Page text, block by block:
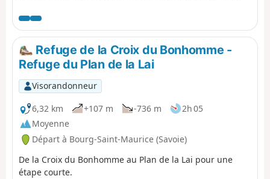
passant de la France à l' Italie et à la Suisse avant de
revenir en France.
Refuge de la Croix du Bonhomme -
Refuge du Plan de la Lai
Visorandonneur
6,32 km
+107 m -736 m
2h 05
Moyenne
Départ à Bourg-Saint-Maurice (Savoie)
De la Croix du Bonhomme au Plan de la Lai pour une
étape courte.